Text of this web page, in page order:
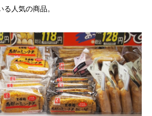
人気の商品。